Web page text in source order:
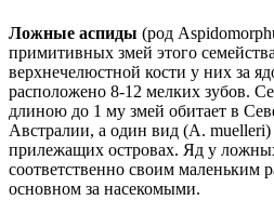
Ложные аспиды (род
примитивных змей этого
верхнечелюстной кости у них за
расположено 8-12 мелких зубов.
длиною до 1 му змей обитает в
Австралии, а один вид (A.
прилежащих островах. Яд у
соответственно своим маленьким
основном за насекомыми.